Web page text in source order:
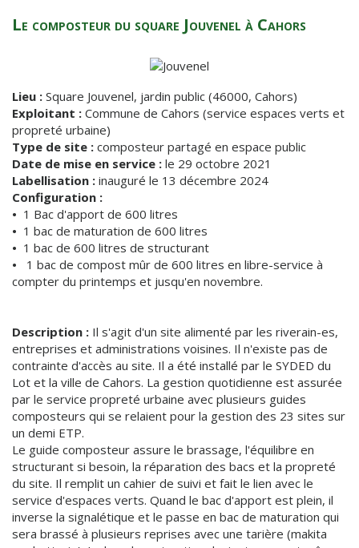
Le composteur du square Jouvenel à Cahors
Lieu : Square Jouvenel, jardin public (46000, Cahors)
Exploitant : Commune de Cahors (service espaces verts et
propreté urbaine)
Type de site : composteur partagé en espace public
Date de mise en service : le 29 octobre 2021
Labellisation : inauguré le 13 décembre 2024
Configuration :
• 1 Bac d'apport de 600 litres
• 1 bac de maturation de 600 litres
• 1 bac de 600 litres de structurant
• 1 bac de compost mûr de 600 litres en libre-service à
compter du printemps et jusqu'en novembre.
Description : Il s'agit d'un site alimenté par les riverain-es,
entreprises et administrations voisines. Il n'existe pas de
contrainte d'accès au site. Il a été installé par le SYDED du
Lot et la ville de Cahors. La gestion quotidienne est assurée
par le service propreté urbaine avec plusieurs guides
composteurs qui se relaient pour la gestion des 23 sites sur
un demi ETP.
Le guide composteur assure le brassage, l'équilibre en
structurant si besoin, la réparation des bacs et la propreté
du site. Il remplit un cahier de suivi et fait le lien avec le
service d'espaces verts. Quand le bac d'apport est plein, il
inverse la signalétique et le passe en bac de maturation qui
sera brassé à plusieurs reprises avec une tarière (makita